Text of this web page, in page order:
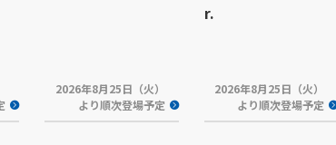
2026年8月25日（火）
より順次登場予定
r.
2026年8月25日（火）
より順次登場予定